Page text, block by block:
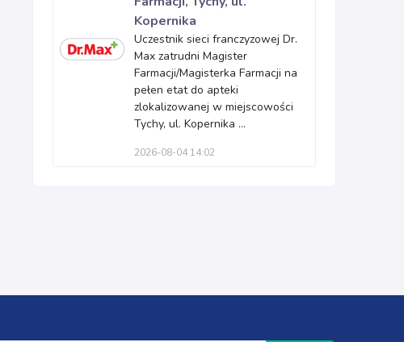
Kopernika
Uczestnik sieci franczyzowej Dr.
Max zatrudni Magister
Farmacji/Magisterka Farmacji na
pełen etat do apteki
zlokalizowanej w miejscowości
Tychy, ul. Kopernika ...
2026-08-04 14:02